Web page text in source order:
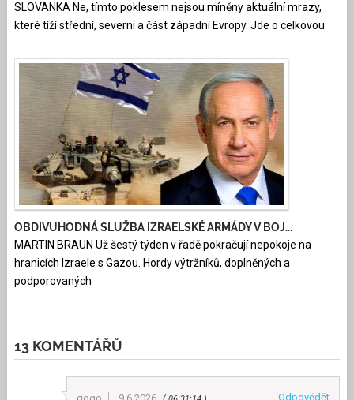
SLOVANKA Ne, tímto poklesem nejsou míněny aktuální mrazy,
které tíží střední, severní a část západní Evropy. Jde o celkovou
OBDIVUHODNÁ SLUŽBA IZRAELSKÉ ARMÁDY V BOJ...
MARTIN BRAUN Už šestý týden v řadě pokračují nepokoje na
hranicích Izraele s Gazou. Hordy výtržníků, doplněných a
podporovaných
13 KOMENTÁŘŮ
Odpovědět